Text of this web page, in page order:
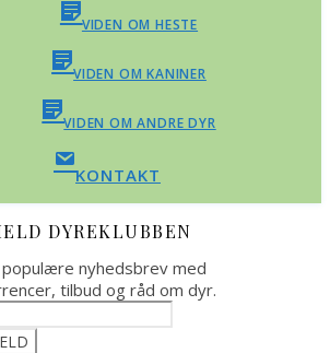
VIDEN OM HESTE
VIDEN OM KANINER
VIDEN OM ANDRE DYR
KONTAKT
DYREKLUBBEN
nyhedsbrev med
tilbud og råd om dyr.